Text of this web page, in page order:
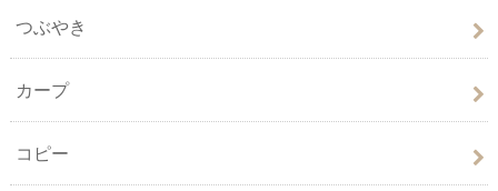
つぶやき
カープ
コピー